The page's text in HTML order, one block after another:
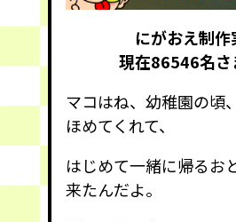
にがおえ制作
現在86546名さ
マコはね、幼稚園の頃
ほめてくれて、
はじめて一緒に帰るお
来たんだよ。